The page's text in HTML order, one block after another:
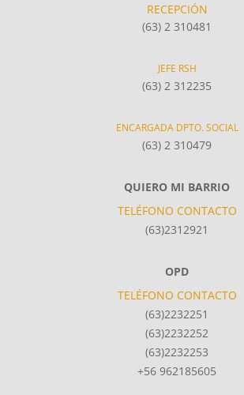
RECEPCIÓN
(63) 2 310481
JEFE RSH
(63) 2 312235
ENCARGADA DPTO. SOCIAL
(63) 2 310479
QUIERO MI BARRIO
TELÉFONO CONTACTO
(63)2312921
OPD
TELÉFONO CONTACTO
(63)2232251
(63)2232252
(63)2232253
+56 962185605